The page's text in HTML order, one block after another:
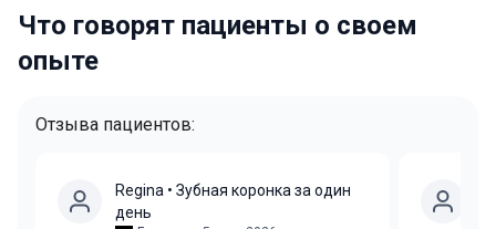
Что говорят пациенты о своем
опыте
Отзыва пациентов:
Regina • Зубная коронка за один
день